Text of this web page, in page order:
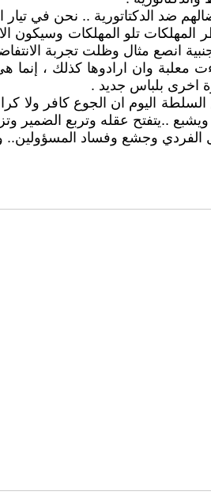
ضد الدكتاتورية .. نحن في
تلو المهلكات وسيكون
العام 1991 بانتفاضتهم التي وأدتها القوى
معلبة وان ارادوها كذلك ،
اخرى بلباس جديد .
اليوم ان الجوع كافر ولا
ويشبع ..يتفتح عقله وتربع
الفردي وجشع وفساد المسؤولين..